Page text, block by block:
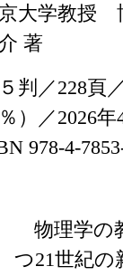
大学教授
著
判／228頁
）／2026
978-4-
物理学の
つ21世紀